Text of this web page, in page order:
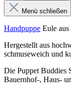
Menü schließen
Handpuppe Eule
Hergestellt aus
schmuseweich und
Die Puppet Buddies
Bauernhof-, Haus-